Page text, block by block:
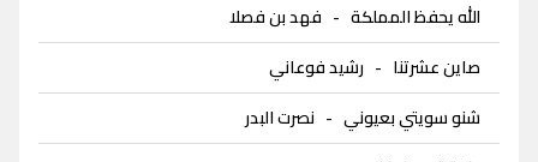
الله يحفظ المملكة - فهد بن فصلا
صاين عشرتنا - رشيد فوعاني
شنو سويتي بعيوني - نصرت البدر